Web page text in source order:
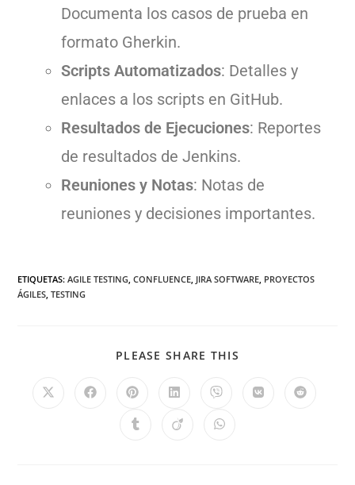
Documenta los casos de prueba en
formato Gherkin.
Scripts Automatizados: Detalles y
enlaces a los scripts en GitHub.
Resultados de Ejecuciones: Reportes
de resultados de Jenkins.
Reuniones y Notas: Notas de
reuniones y decisiones importantes.
ETIQUETAS:AGILE TESTING, CONFLUENCE, JIRA SOFTWARE, PROYECTOS
ÁGILES, TESTING
PLEASE SHARE THIS